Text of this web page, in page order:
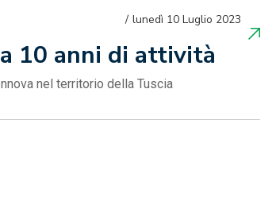
10 anni di attività
lunedì 10 Luglio 2023
nel territorio della Tuscia